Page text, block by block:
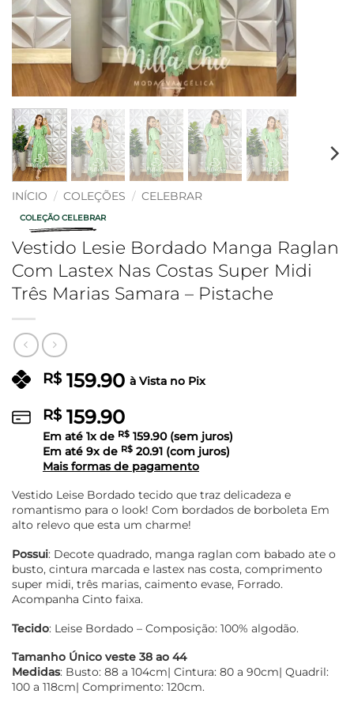
INÍCIO / COLEÇÕES / CELEBRAR
COLEÇÃO CELEBRAR
Vestido Lesie Bordado Manga Raglan
Com Lastex Nas Costas Super Midi
Três Marias Samara – Pistache
R$159.90 à Vista no Pix
R$159.90
Em até 1x de R$ 159.90(sem juros)
Em até 9x de R$ 20.91 (com juros)
Mais formas de pagamento
Vestido Leise Bordado tecido que traz delicadeza e
romantismo para o look! Com bordados de borboleta Em
alto relevo que esta um charme!
Possui: Decote quadrado, manga raglan com babado ate o
busto, cintura marcada e lastex nas costa, comprimento
super midi, três marias, caimento evase, Forrado.
Acompanha Cinto faixa.
Tecido: Leise Bordado – Composição: 100% algodão.
Tamanho Único veste 38 ao 44
Medidas: Busto: 88 a 104cm| Cintura: 80 a 90cm| Quadril:
100 a 118cm| Comprimento: 120cm.